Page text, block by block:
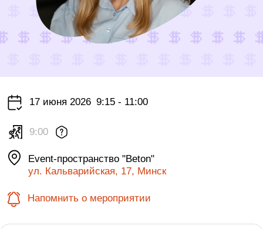
17 июня 2026 9:15 - 11:00
9:00
Event-пространство "Beton"
ул. Кальварийская, 17, Минск
Напомнить о мероприятии